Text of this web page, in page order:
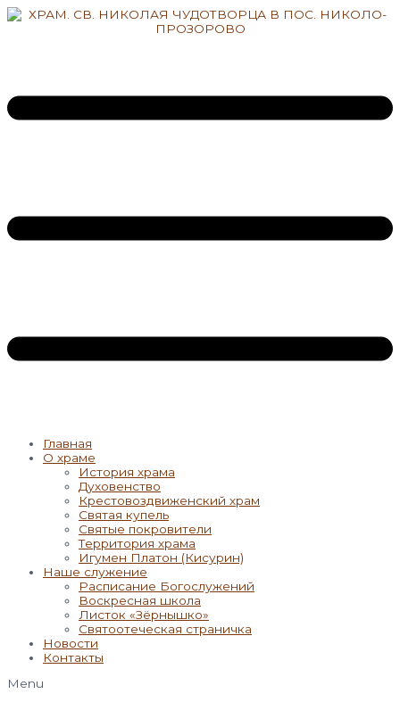
Перейти
Главная
О храме
История храма
Духовенство
Крестовоздвиженский храм
Святая купель
Святые покровители
Территория храма
Игумен Платон (Кисурин)
Наше служение
Расписание Богослужений
Воскресная школа
Листок «Зёрнышко»
Святоотеческая страничка
Новости
Контакты
Menu